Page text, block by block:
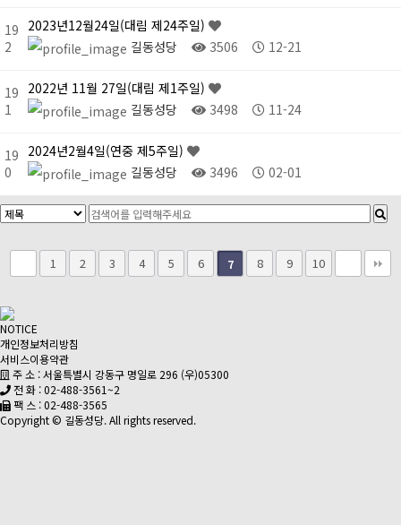
19
2
2023년12월24일(대림 제24주일)
길동성당
3506 12-21
19
1
2022년 11월 27일(대림 제1주일)
길동성당
3498 11-24
19
0
2024년2월4일(연중 제5주일)
길동성당
3496 02-01
1 2 3 4 5 6 7 8 9 10
NOTICE
개인정보처리방침
서비스이용약관
주 소 : 서울특별시 강동구 명일로 296 (우)05300
전 화 : 02-488-3561~2
팩 스 : 02-488-3565
Copyright © 길동성당. All rights reserved.